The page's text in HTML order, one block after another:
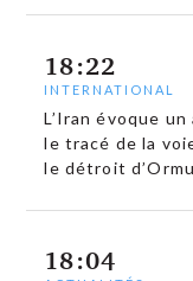
18:22
INTERNATIONAL
L’Iran évoque
le tracé de la
le détroit
18:04